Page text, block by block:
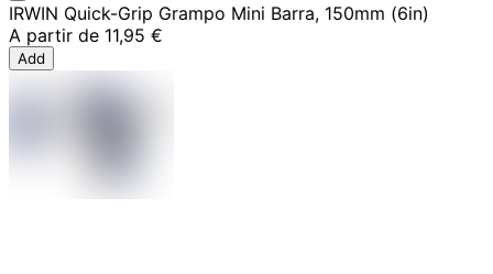
IRWIN Quick-Grip Grampo Mini Barra, 150mm (6in)
A partir de 11,95 €
Add